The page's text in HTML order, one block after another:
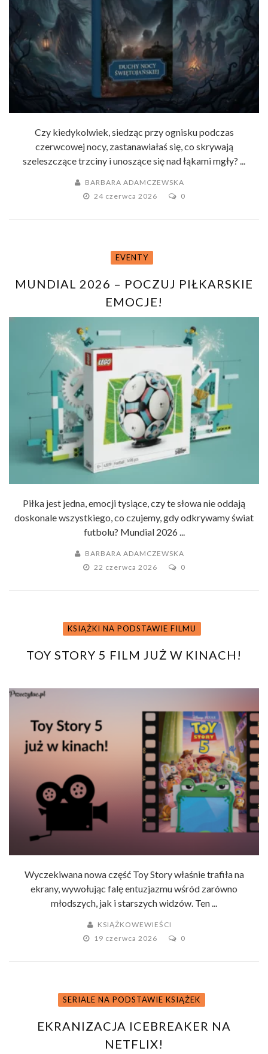
Czy kiedykolwiek, siedząc przy ognisku podczas
czerwcowej nocy, zastanawiałaś się, co skrywają
szeleszczące trzciny i unoszące się nad łąkami mgły? ...
BARBARA ADAMCZEWSKA
24 czerwca 2026
0
EVENTY
MUNDIAL 2026 – POCZUJ PIŁKARSKIE
EMOCJE!
Piłka jest jedna, emocji tysiące, czy te słowa nie oddają
doskonale wszystkiego, co czujemy, gdy odkrywamy świat
futbolu? Mundial 2026 ...
BARBARA ADAMCZEWSKA
22 czerwca 2026
0
KSIĄŻKI NA PODSTAWIE FILMU
TOY STORY 5 FILM JUŻ W KINACH!
Wyczekiwana nowa część Toy Story właśnie trafiła na
ekrany, wywołując falę entuzjazmu wśród zarówno
młodszych, jak i starszych widzów. Ten ...
KSIĄŻKOWEWIEŚCI
19 czerwca 2026
0
SERIALE NA PODSTAWIE KSIĄŻEK
EKRANIZACJA ICEBREAKER NA
NETFLIX!